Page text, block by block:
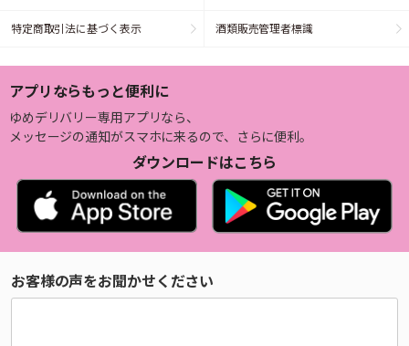
特定商取引法に基づく表示 酒類販売管理者標識
アプリならもっと便利に
ゆめデリバリー専用アプリなら、
メッセージの通知がスマホに来るので、さらに便利。
ダウンロードはこちら
お客様の声をお聞かせください